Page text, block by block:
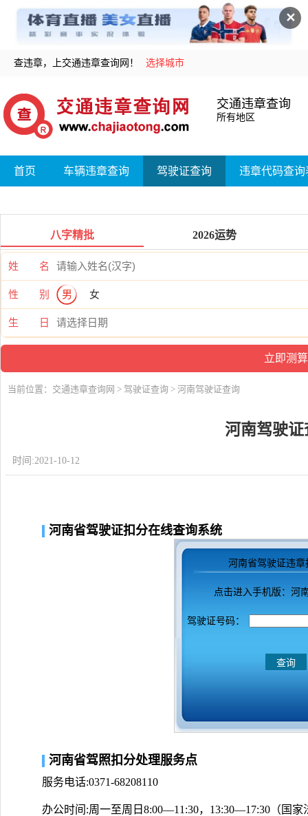
✕
查违章，上交通违章查询网！ 选择城市
交通违章查询
所有地区
首页 车辆违章查询 驾驶证查询 违章代码查询
八字精批 2026运势
姓 名
性 别 男 女
生 日
当前位置： 交通违章查询网 > 驾驶证查询 > 河南驾驶证查询
河南驾驶证
时间:2021-10-12
河南省驾驶证扣分在线查询系统
河南省驾驶证违章
点击进入手机版：河
驾驶证号码：
河南省驾照扣分处理服务点
服务电话:0371-68208110
办公时间:周一至周日8:00—11:30，13:30—17:30（国家